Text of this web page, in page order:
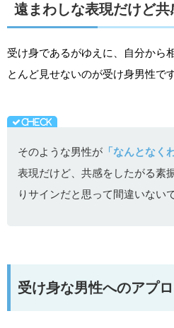
遠まわしな表現だけど共
受け身であるがゆえに、自分から
とんど見せないのが受け身男性です
そのような男性が 「なんとなく
表現だけど、共感をしたがる素
りサインだと思って間違いない
受け身な男性へのアプ